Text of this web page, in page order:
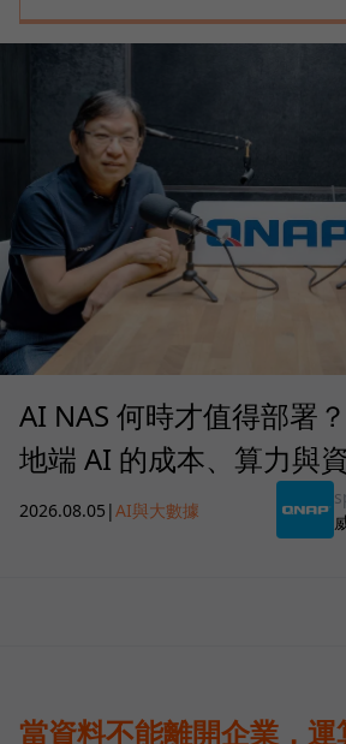
AI NAS 何時才值得部署
地端 AI 的成本、算力與
2026.08.05 |AI與大數據
當資料不能離開企業，運